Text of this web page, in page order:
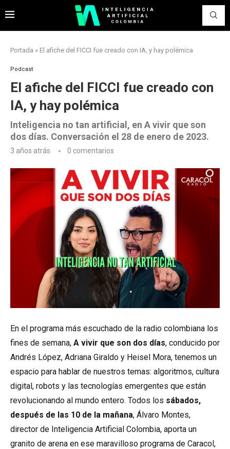
Portada » El afiche del FICCI fue creado con IA, y hay polémica
Podcast
El afiche del FICCI fue creado con
IA, y hay polémica
Inteligencia no tan artificial, en A vivir que son
dos días. Conversación el 28 de enero de 2023.
3 años atrás 0 comentarios
En el programa más escuchado de la radio colombiana los
fines de semana, A vivir que son dos días, conducido por
Andrés López, Adriana Giraldo y Heisel Mora, tenemos un
espacio para hablar de nuestros temas: algoritmos, cultura
digital, robots y las tecnologías emergentes que están
revolucionando al mundo entero. Todos los sábados,
después de las 10 de la mañana, Álvaro Montes,
director de Inteligencia Artificial Colombia, aporta un
granito de arena en ese maravilloso programa de Caracol,